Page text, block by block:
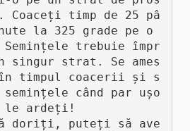
Coaceți timp de 25 pâ
la 325 grade pe o
trebuie împr
strat. Se ames
timpul coacerii și s
când par ușo
le ardeți!
doriți, puteți să ave